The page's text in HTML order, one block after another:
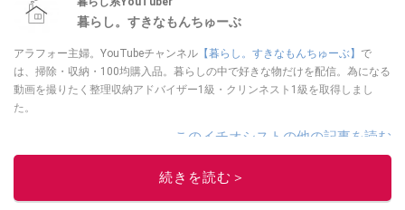
暮らし。すきなもんちゅーぶ
アラフォー主婦。YouTubeチャンネル 【暮らし。すきなもんちゅーぶ】 で
は、掃除・収納・100均購入品。暮らしの中で好きな物だけを配信。為になる
動画を撮りたく整理収納アドバイザー1級・クリンネスト1級を取得しまし
た。
このイチオシストの他の記事を読む
続きを読む＞